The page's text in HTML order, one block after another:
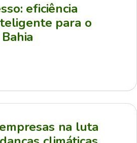
eficiência
para o
na luta